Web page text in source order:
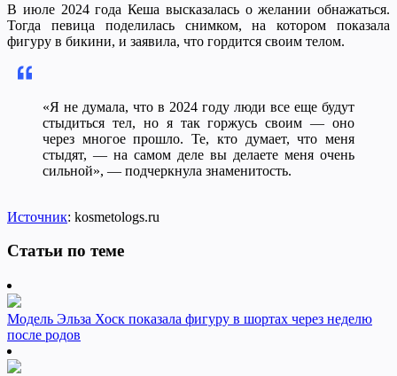
В июле 2024 года Кеша высказалась о желании обнажаться.
Тогда певица поделилась снимком, на котором показала
фигуру в бикини, и заявила, что гордится своим телом.
«Я не думала, что в 2024 году люди все еще будут
стыдиться тел, но я так горжусь своим — оно
через многое прошло. Те, кто думает, что меня
стыдят, — на самом деле вы делаете меня очень
сильной», — подчеркнула знаменитость.
Источник: kosmetologs.ru
Статьи по теме
Модель Эльза Хоск показала фигуру в шортах через неделю
после родов